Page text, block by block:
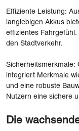
Effiziente Leistung:
langlebigen Akkus
effizientes
den Stadtverkehr.
Sicherheitsmerkmale:
integriert Merkmale
und eine robuste
Nutzern eine sichere
Die